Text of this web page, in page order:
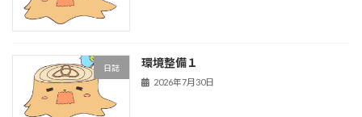
日誌 環境整備１
2026年7月30日